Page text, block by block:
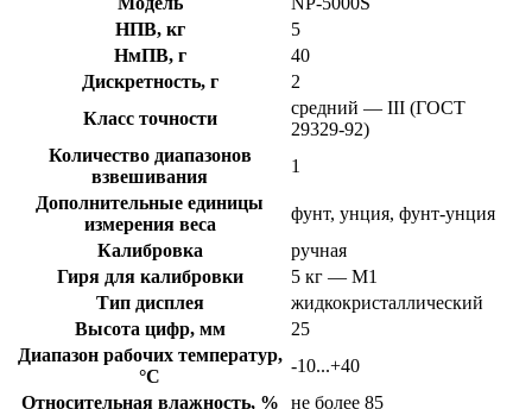
НПВ, кг
5
НмПВ, г
40
Дискретность, г
2
Класс точности
средний — III (ГОСТ
29329-92)
Количество диапазонов
взвешивания
1
Дополнительные единицы
измерения веса
фунт, унция, фунт-унция
Калибровка
ручная
Гиря для калибровки
5 кг — M1
Тип дисплея
жидкокристаллический
Высота цифр, мм
25
Диапазон рабочих температур,
°С
-10...+40
Относительная влажность, %
не более 85